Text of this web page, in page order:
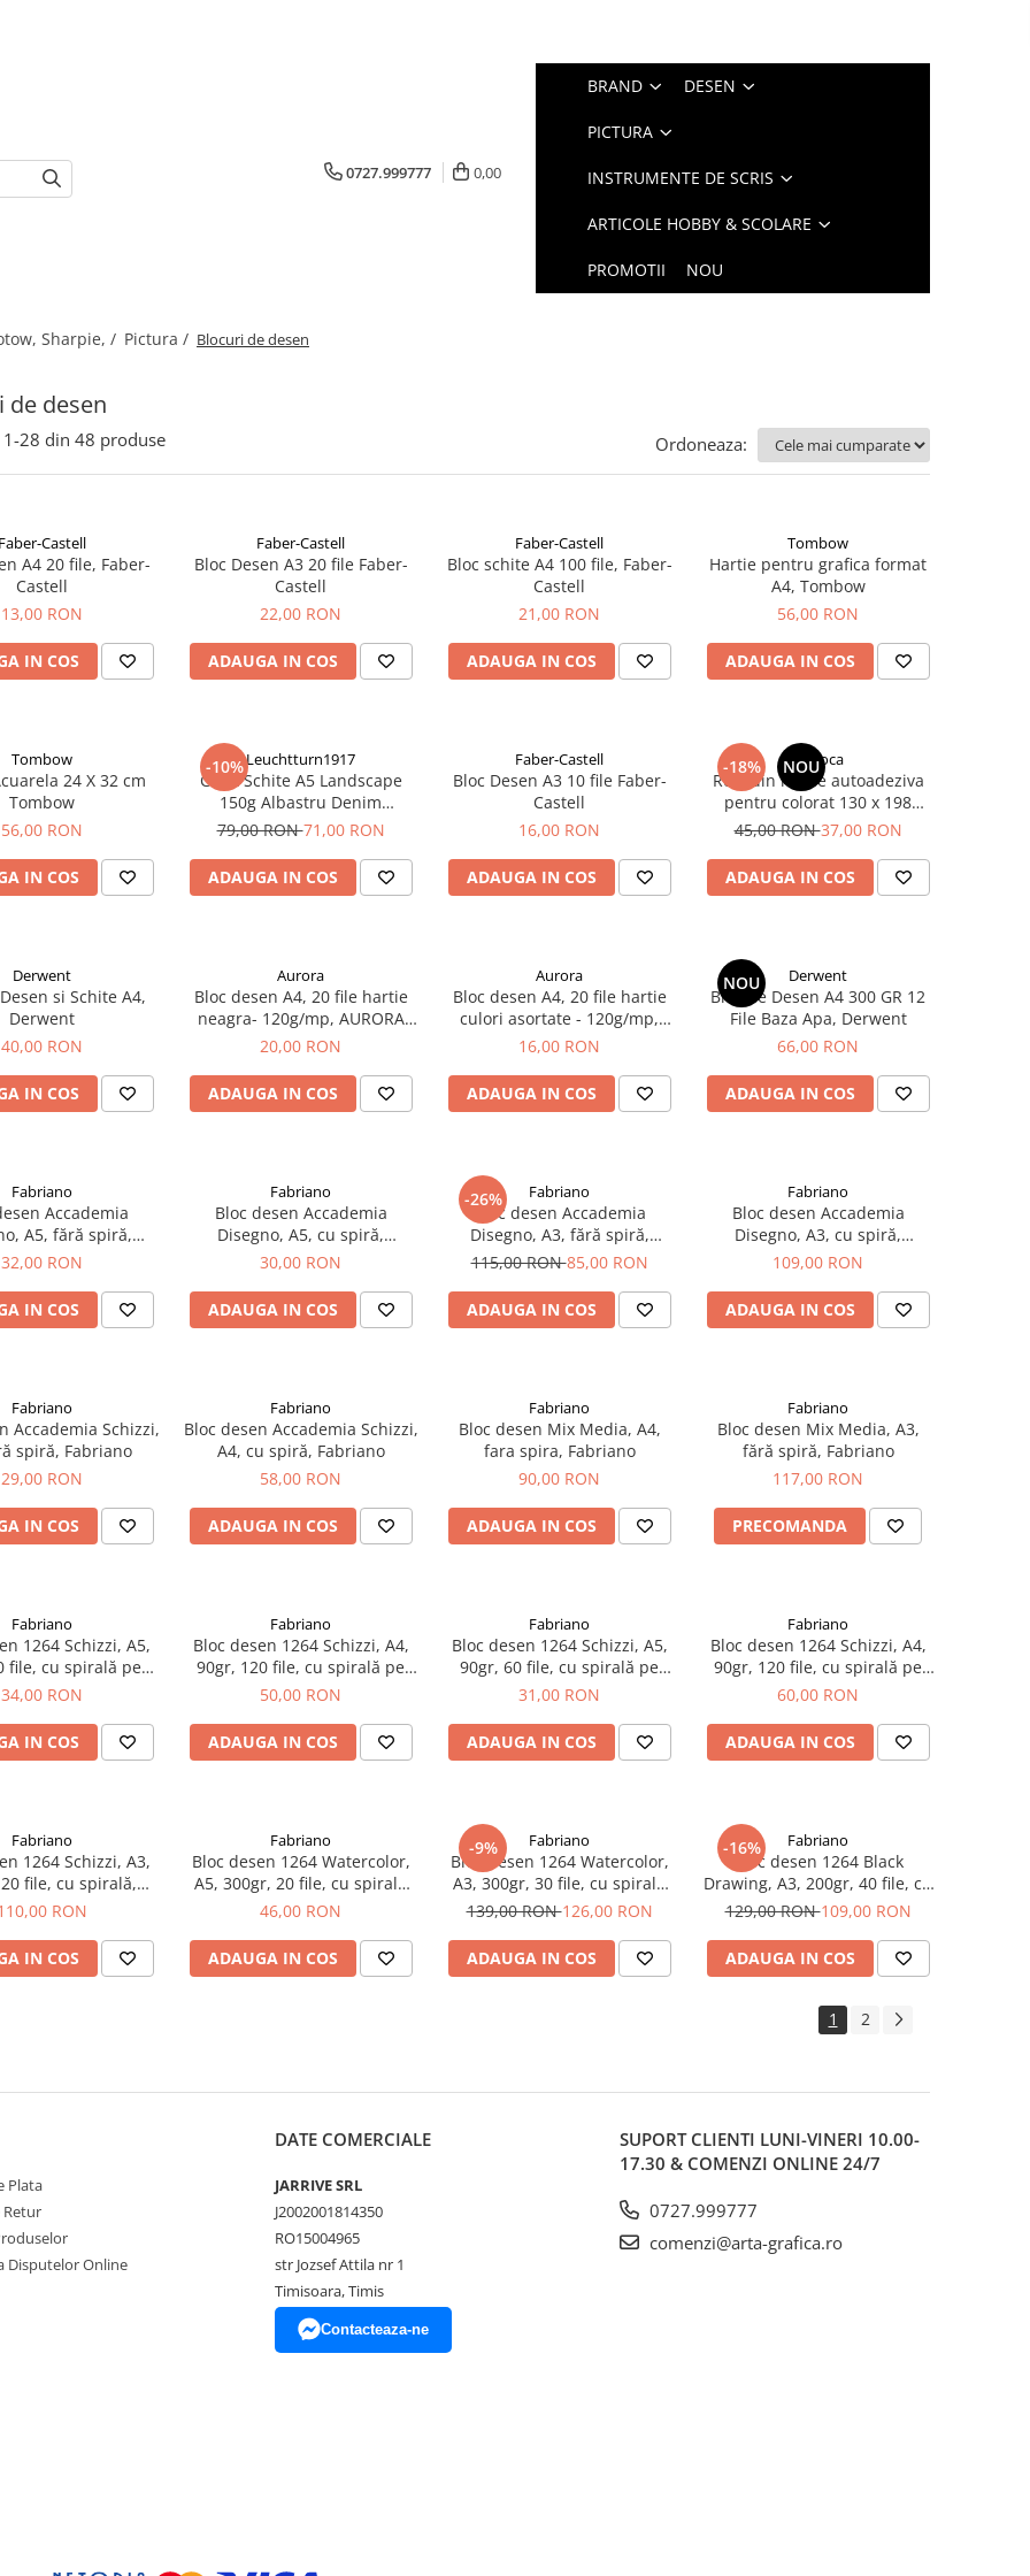
0727.999777 0,00
BRAND DESEN
PICTURA
INSTRUMENTE DE SCRIS
ARTICOLE HOBBY & SCOLARE
PROMOTII NOU
Sharpie, / Pictura / Blocuri de desen
de desen
1-28 din 48 produse Ordoneaza:
Faber-Castell
A4 20 file, Faber-
Castell
13,00 RON
IN COS
Faber-Castell
Bloc Desen A3 20 file Faber-
Castell
22,00 RON
ADAUGA IN COS
Faber-Castell
Bloc schite A4 100 file, Faber-
Castell
21,00 RON
ADAUGA IN COS
Tombow
Hartie pentru grafica format
A4, Tombow
56,00 RON
ADAUGA IN COS
Tombow
24 X 32 cm
Tombow
56,00 RON
IN COS
-10%Leuchtturn1917
Caiet Schite A5 Landscape
150g Albastru Denim
Leuchtturm1917
79,00 RON71,00 RON
ADAUGA IN COS
Faber-Castell
Bloc Desen A3 10 file Faber-
Castell
16,00 RON
ADAUGA IN COS
-18% NOU
Carioca
Rola din hartie autoadeziva
pentru colorat 130 x 198
cm/rola Jungle, CARIOCA
45,00 RON37,00 RON
ADAUGA IN COS
Derwent
si Schite A4,
Derwent
40,00 RON
IN COS
Aurora
Bloc desen A4, 20 file hartie
neagra- 120g/mp, AURORA
Raphael
20,00 RON
ADAUGA IN COS
Aurora
Bloc desen A4, 20 file hartie
culori asortate - 120g/mp,
AURORA Raphael
16,00 RON
ADAUGA IN COS
NOU Derwent
Bloc de Desen A4 300 GR 12
File Baza Apa, Derwent
66,00 RON
ADAUGA IN COS
Fabriano
Accademia
A5, fără spiră,
Fabriano
32,00 RON
IN COS
Fabriano
Bloc desen Accademia
Disegno, A5, cu spiră,
Fabriano
30,00 RON
ADAUGA IN COS
-26% Fabriano
Bloc desen Accademia
Disegno, A3, fără spiră,
Fabriano
115,00 RON85,00 RON
ADAUGA IN COS
Fabriano
Bloc desen Accademia
Disegno, A3, cu spiră,
Fabriano
109,00 RON
ADAUGA IN COS
Fabriano
Accademia Schizzi,
spiră, Fabriano
29,00 RON
IN COS
Fabriano
Bloc desen Accademia Schizzi,
A4, cu spiră, Fabriano
58,00 RON
ADAUGA IN COS
Fabriano
Bloc desen Mix Media, A4,
fara spira, Fabriano
90,00 RON
ADAUGA IN COS
Fabriano
Bloc desen Mix Media, A3,
fără spiră, Fabriano
117,00 RON
PRECOMANDA
Fabriano
1264 Schizzi, A5,
file, cu spirală pe
Fabriano
34,00 RON
IN COS
Fabriano
Bloc desen 1264 Schizzi, A4,
90gr, 120 file, cu spirală pe
lățime, Fabriano
50,00 RON
ADAUGA IN COS
Fabriano
Bloc desen 1264 Schizzi, A5,
90gr, 60 file, cu spirală pe
lungime, Fabriano
31,00 RON
ADAUGA IN COS
Fabriano
Bloc desen 1264 Schizzi, A4,
90gr, 120 file, cu spirală pe
lungime, Fabriano
60,00 RON
ADAUGA IN COS
Fabriano
1264 Schizzi, A3,
file, cu spirală,
Fabriano
RON
IN COS
Fabriano
Bloc desen 1264 Watercolor,
A5, 300gr, 20 file, cu spirală
Fabriano
46,00 RON
ADAUGA IN COS
-9% Fabriano
Bloc desen 1264 Watercolor,
A3, 300gr, 30 file, cu spirală
Fabriano
139,00 RON126,00 RON
ADAUGA IN COS
-16% Fabriano
Bloc desen 1264 Black
Drawing, A3, 200gr, 40 file, cu
spirală, Fabriano
129,00 RON109,00 RON
ADAUGA IN COS
1 2
Plata
Retur
Disputelor Online
DATE COMERCIALE
JARRIVE SRL
J2002001814350
RO15004965
str Jozsef Attila nr 1
Timisoara, Timis
Contacteaza-ne
SUPORT CLIENTI LUNI-VINERI 10.00-
17.30 & COMENZI ONLINE 24/7
0727.999777
comenzi@arta-grafica.ro